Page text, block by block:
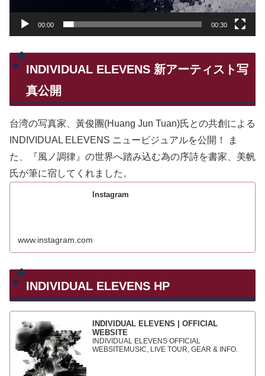
00:00 00:30
INDIVIDUAL ELEVENS 新アーティスト写
真公開
台湾の写真家、黃俊團(Huang Jun Tuan)氏との共創による
INDIVIDUAL ELEVENS ニュービジュアルを公開！ ま
た、『風ノ調律』の世界へ踏み込む為の序詩を書家、美帆
氏が筆に宿してくれました。
Instagram
www.instagram.com
INDIVIDUAL ELEVENS HP
INDIVIDUAL ELEVENS | OFFICIAL
WEBSITE
INDIVIDUAL ELEVENS OFFICIAL
WEBSITEMUSIC, LIVE TOUR, GEAR & INFO.